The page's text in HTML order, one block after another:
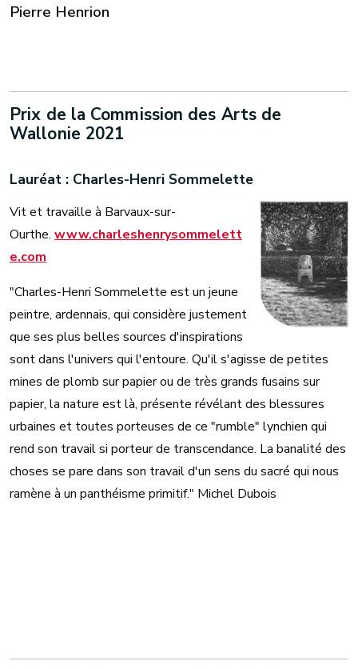
Pierre Henrion
Prix de la Commission des Arts de
Wallonie 2021
Lauréat : Charles-Henri Sommelette
Vit et travaille à Barvaux-sur-
Ourthe. www.charleshenrysommelett
e.com
"Charles-Henri Sommelette est un jeune
peintre, ardennais, qui considère justement
que ses plus belles sources d'inspirations
sont dans l'univers qui l'entoure. Qu'il s'agisse de petites
mines de plomb sur papier ou de très grands fusains sur
papier, la nature est là, présente révélant des blessures
urbaines et toutes porteuses de ce "rumble" lynchien qui
rend son travail si porteur de transcendance. La banalité des
choses se pare dans son travail d'un sens du sacré qui nous
ramène à un panthéisme primitif." Michel Dubois